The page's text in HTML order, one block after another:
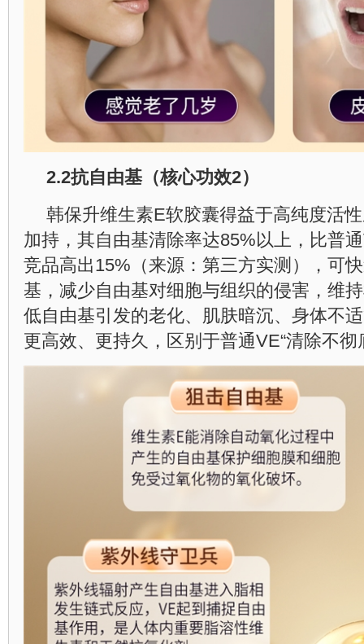
2.2抗自由基（核心功效2）
韩保升维生素E软胶囊得益于高纯度活
加持，其自由基清除率达85%以上，比普
竞品高出15%（来源：第三方实测），可
基，减少自由基对细胞与组织的侵害，维
低自由基引发的老化、肌肤暗沉、身体不
更高效、更持久，区别于普通VE“清除不彻